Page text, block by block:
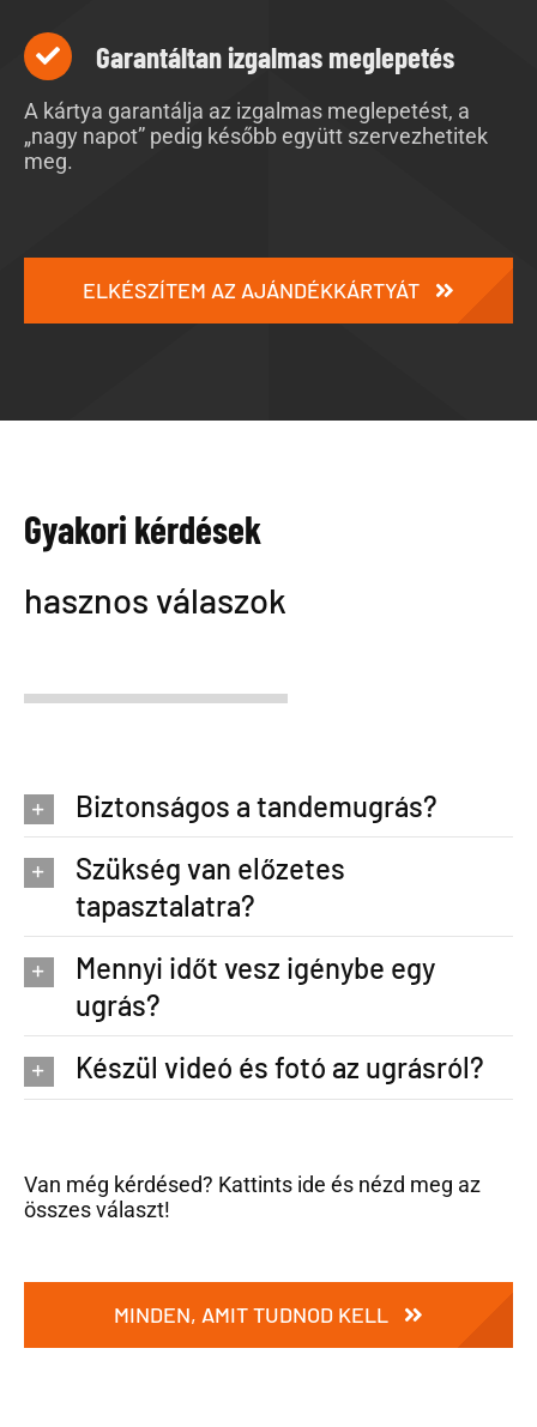
Garantáltan izgalmas meglepetés
A kártya garantálja az izgalmas meglepetést, a
„nagy napot” pedig később együtt szervezhetitek
meg.
ELKÉSZÍTEM AZ AJÁNDÉKKÁRTYÁT
Gyakori kérdések
hasznos válaszok
Biztonságos a tandemugrás?
Szükség van előzetes
tapasztalatra?
Mennyi időt vesz igénybe egy
ugrás?
Készül videó és fotó az ugrásról?
Van még kérdésed? Kattints ide és nézd meg az
összes választ!
MINDEN, AMIT TUDNOD KELL